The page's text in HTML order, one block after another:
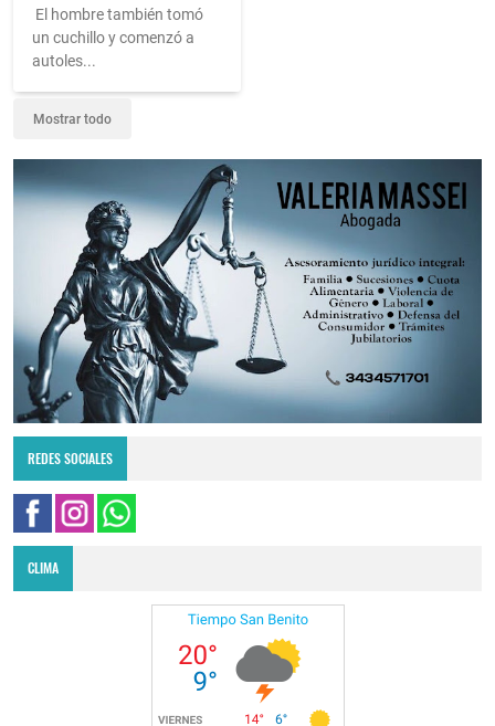
El hombre también tomó
un cuchillo y comenzó a
autoles...
Mostrar todo
REDES SOCIALES
CLIMA